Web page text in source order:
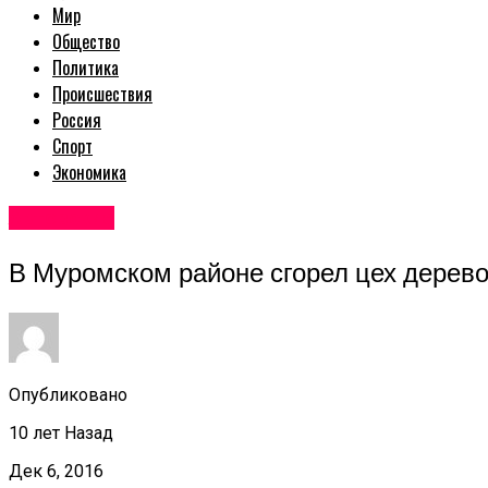
Мир
Общество
Политика
Происшествия
Россия
Спорт
Экономика
В Муромском районе сгорел цех
Опубликовано
10 лет Назад
Дек 6, 2016